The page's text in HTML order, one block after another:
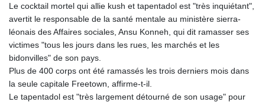
Le cocktail mortel qui allie kush et tapentadol est "très inquiétant",
avertit le responsable de la santé mentale au ministère sierra-
léonais des Affaires sociales, Ansu Konneh, qui dit ramasser ses
victimes "tous les jours dans les rues, les marchés et les
bidonvilles" de son pays.
Plus de 400 corps ont été ramassés les trois derniers mois dans
la seule capitale Freetown, affirme-t-il.
Le tapentadol est "très largement détourné de son usage" pour